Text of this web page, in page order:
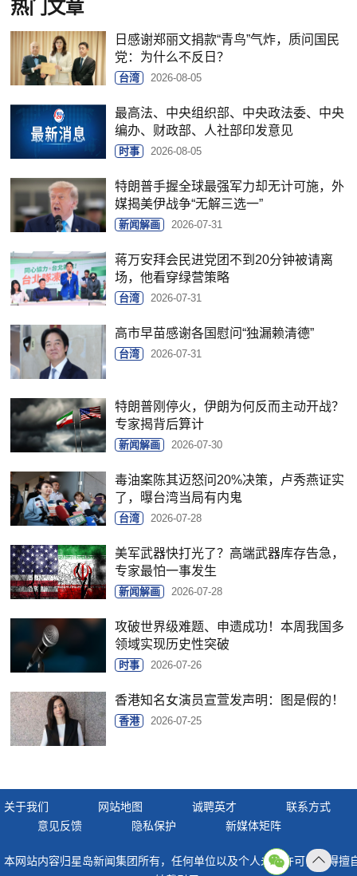
热门文章
日感谢郑丽文捐款“青鸟”气炸，质问国民
党：为什么不反日？
台湾 2026-08-05
最高法、中央组织部、中央政法委、中央
编办、财政部、人社部印发意见
时事 2026-08-05
特朗普手握全球最强军力却无计可施，外
媒揭美伊战争“无解三选一”
新闻解画 2026-07-31
蒋万安拜会民进党团不到20分钟被请离
场，他看穿绿营策略
台湾 2026-07-31
高市早苗感谢各国慰问“独漏赖清德”
台湾 2026-07-31
特朗普刚停火，伊朗为何反而主动开战？
专家揭背后算计
新闻解画 2026-07-30
毒油案陈其迈怒问20%决策，卢秀燕证实
了，曝台湾当局有内鬼
台湾 2026-07-28
美军武器快打光了？高端武器库存告急，
专家最怕一事发生
新闻解画 2026-07-28
攻破世界级难题、申遗成功！本周我国多
领域实现历史性突破
时事 2026-07-26
香港知名女演员宣萱发声明：图是假的！
香港 2026-07-25
关于我们 网站地图 诚聘英才
联系方式
意见反馈
隐私保护 新媒体矩阵
本网站内容归星岛新闻集团所有，任何单位以及个人未经许可，不得擅